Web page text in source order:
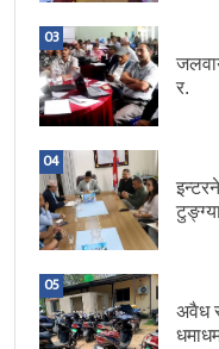
03
र.
04
05
अवैध